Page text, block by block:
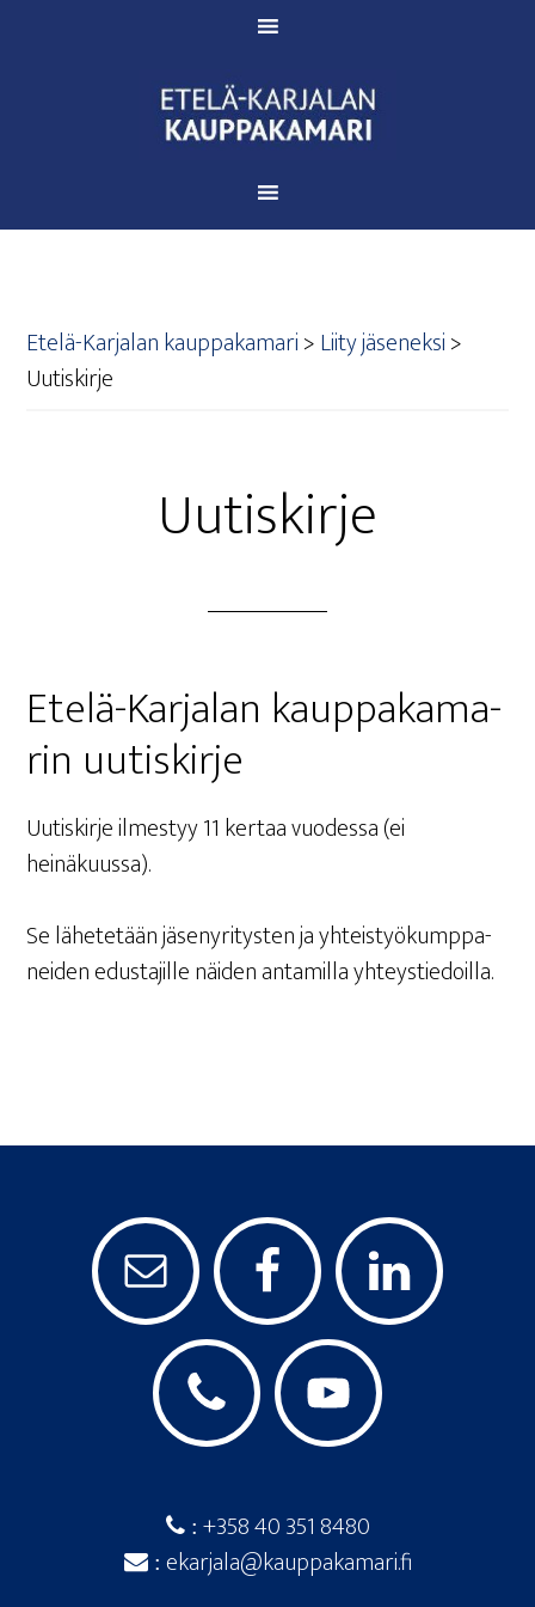
Etelä-Karjalan kauppakamari>Lii­ty jäseneksi>
Uutis­kir­je
Uutis­kir­je
Ete­lä-Kar­ja­lan kaup­pa­ka­ma­
rin uutiskirje
Uutis­kir­je ilmes­tyy 11 ker­taa vuo­des­sa (ei
heinäkuussa).
Se lähe­te­tään jäse­ny­ri­tys­ten ja yhteis­työ­kump­pa­
nei­den edus­ta­jil­le näi­den anta­mil­la yhteystiedoilla.
: +358 40 351 8480
: ekarjala@kauppakamari.fi